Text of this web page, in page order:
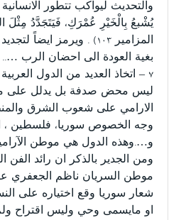
والتحديث ليواكب تتطور
يُشْبعُ بِالْخَيْرِ عُمْرَكِ، فَيَتَجَدَّدُ مِثْلَ
المزامير ١٠٣) . ويرمز
بغية العودة الى احضان الرب …..
٧ – اتخاذ العديد من الدول
ليس محض صدفة بل يدلل على
الارامي على شعوب الشرق
وجه الخصوص سوريا، فلسطين ،
و….وهذه الدول هي موطن
ومن الجدير بالذكر ان رائد الفن
موطن السريان ناظم الجعفري
شعار سوريا وقع اختياره على
او مايسمى وحي وليس اقتراح